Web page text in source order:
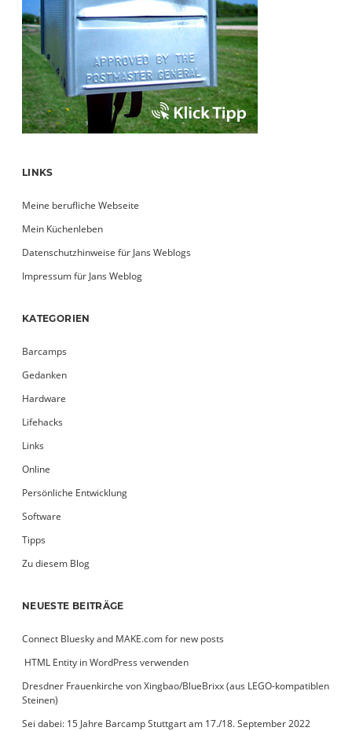
LINKS
Meine berufliche Webseite
Mein Küchenleben
Datenschutzhinweise für Jans Weblogs
Impressum für Jans Weblog
KATEGORIEN
Barcamps
Gedanken
Hardware
Lifehacks
Links
Online
Persönliche Entwicklung
Software
Tipps
Zu diesem Blog
NEUESTE BEITRÄGE
Connect Bluesky and MAKE.com for new posts
­ HTML Entity in WordPress verwenden
Dresdner Frauenkirche von Xingbao/BlueBrixx (aus LEGO-kompatiblen
Steinen)
Sei dabei: 15 Jahre Barcamp Stuttgart am 17./18. September 2022